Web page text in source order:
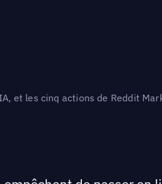
et les cinq actions de Reddit